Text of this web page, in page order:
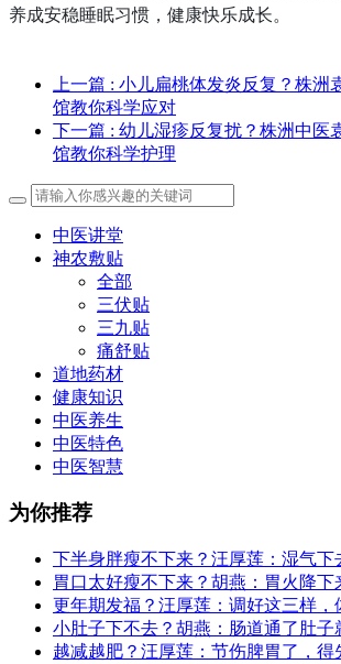
养成安稳睡眠习惯，健康快乐成长。
上一篇 : 小儿扁桃体发炎反复？株洲
馆教你科学应对
下一篇 : 幼儿湿疹反复扰？株洲中医
馆教你科学护理
中医讲堂
神农敷贴
全部
三伏贴
三九贴
痛舒贴
道地药材
健康知识
中医养生
中医特色
中医智慧
为你推荐
下半身胖瘦不下来？汪厚莲：湿气下
胃口太好瘦不下来？胡燕：胃火降下
更年期发福？汪厚莲：调好这三样，
小肚子下不去？胡燕：肠道通了肚子
越减越肥？汪厚莲：节伤脾胃了，得